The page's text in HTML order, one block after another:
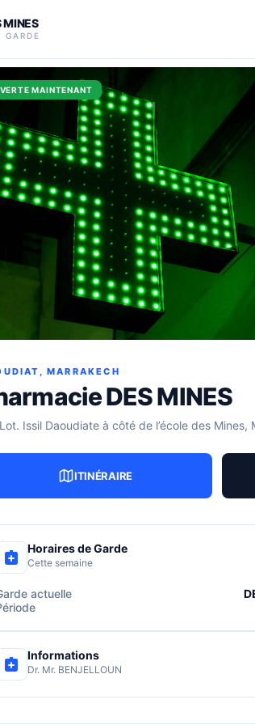
MINES
GARDE
MAINTENANT
MARRAKECH
DES MINES
Issil Daoudiate à côté de l’école des Mines,
ITINÉRAIRE
Horaires de Garde
Cette semaine
actuelle
Informations
Dr. Mr. BENJELLOUN